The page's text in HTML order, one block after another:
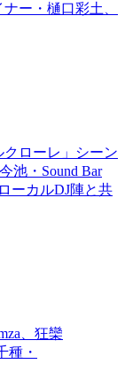
ー・樋口彩土、
ローレ」シーン
池・Sound Bar
ーカルDJ陣と共
、狂欒
種・